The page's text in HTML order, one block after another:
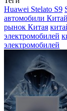
Отправить
Huawei Stelato S9
автомобили Китай
рынок Китая
электромобилей
электромобилей